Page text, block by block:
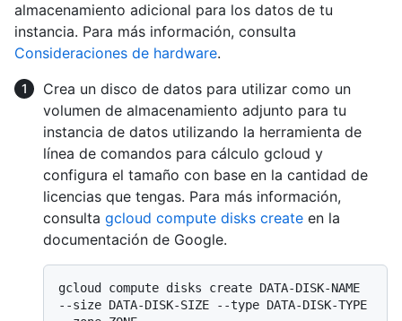
almacenamiento adicional para los datos de tu
instancia. Para más información, consulta
Consideraciones de hardware.
Crea un disco de datos para utilizar como un
volumen de almacenamiento adjunto para tu
instancia de datos utilizando la herramienta de
línea de comandos para cálculo gcloud y
configura el tamaño con base en la cantidad de
licencias que tengas. Para más información,
consulta gcloud compute disks create en la
documentación de Google.
gcloud compute disks create DATA-DISK-NAME
--size DATA-DISK-SIZE --type DATA-DISK-TYPE